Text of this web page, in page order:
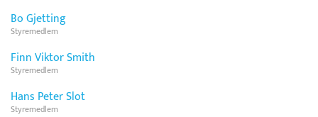
Bo Gjetting
Styremedlem
Finn Viktor Smith
Styremedlem
Hans Peter Slot
Styremedlem